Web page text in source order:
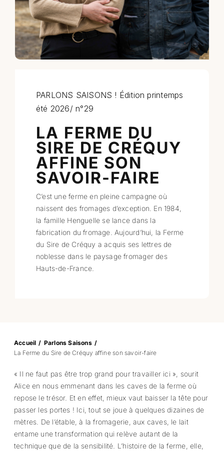
Professionnels
RECHERCHER:
PARLONS SAISONS ! Édition printemps
été 2026/ n°29
LA FERME DU
SIRE DE CRÉQUY
AFFINE SON
SAVOIR-FAIRE
C’est une ferme en pleine campagne où
naissent des fromages d’exception. En 1984,
la famille Henguelle se lance dans la
fabrication du fromage. Aujourd’hui, la Ferme
du Sire de Créquy a acquis ses lettres de
noblesse dans le paysage fromager des
Hauts-de-France.
Accueil
Parlons Saisons
La Ferme du Sire de Créquy affine son savoir-faire
« Il ne faut pas être trop grand pour travailler ici », sourit
Alice en nous emmenant dans les caves de la ferme où
repose le trésor. Et en effet, mieux vaut baisser la tête pour
passer les portes ! Ici, tout se joue à quelques dizaines de
mètres. De l’étable, à la fromagerie, aux caves, le lait
entame une transformation qui relève autant de la
technique que de la sensibilité. L’histoire de la ferme, elle,